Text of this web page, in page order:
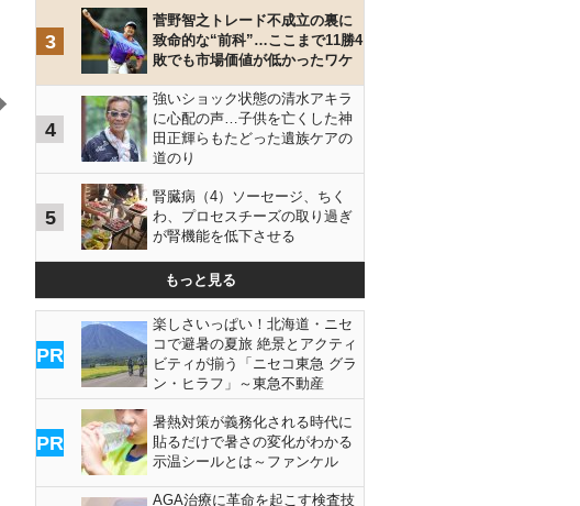
コクピット（写真）小沢コージ
3
菅野智之トレード不成立の裏に
致命的な“前科”…ここまで11勝4
敗でも市場価値が低かったワケ
4
強いショック状態の清水アキラ
に心配の声…子供を亡くした神
田正輝らもたどった遺族ケアの
道のり
5
腎臓病（4）ソーセージ、ちく
わ、プロセスチーズの取り過ぎ
が腎機能を低下させる
もっと見る
PR
楽しさいっぱい！北海道・ニセ
コで避暑の夏旅 絶景とアクティ
ビティが揃う「ニセコ東急 グラ
ン・ヒラフ」～東急不動産
PR
暑熱対策が義務化される時代に
貼るだけで暑さの変化がわかる
示温シールとは～ファンケル
AGA治療に革命を起こす検査技